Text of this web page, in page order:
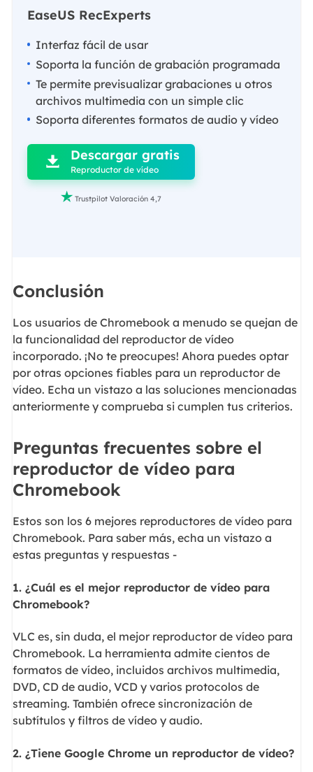
EaseUS RecExperts
Interfaz fácil de usar
Soporta la función de grabación programada
Te permite previsualizar grabaciones u otros
archivos multimedia con un simple clic
Soporta diferentes formatos de audio y vídeo

 Descargar gratis
Reproductor de vídeo
 Trustpilot Valoración 4,7
Conclusión
Los usuarios de Chromebook a menudo se quejan de
la funcionalidad del reproductor de vídeo
incorporado. ¡No te preocupes! Ahora puedes optar
por otras opciones fiables para un reproductor de
vídeo. Echa un vistazo a las soluciones mencionadas
anteriormente y comprueba si cumplen tus criterios.
Preguntas frecuentes sobre el
reproductor de vídeo para
Chromebook
Estos son los 6 mejores reproductores de vídeo para
Chromebook. Para saber más, echa un vistazo a
estas preguntas y respuestas -
1. ¿Cuál es el mejor reproductor de vídeo para
Chromebook?
VLC es, sin duda, el mejor reproductor de vídeo para
Chromebook. La herramienta admite cientos de
formatos de vídeo, incluidos archivos multimedia,
DVD, CD de audio, VCD y varios protocolos de
streaming. También ofrece sincronización de
subtítulos y filtros de vídeo y audio.
2. ¿Tiene Google Chrome un reproductor de vídeo?